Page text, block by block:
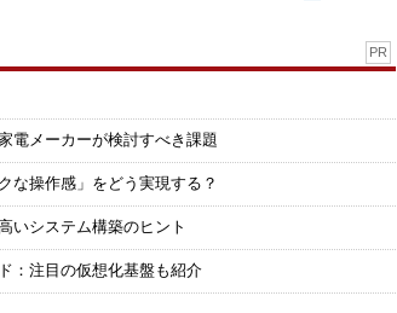
PR
電メーカーが検討すべき課題
な操作感」をどう実現する？
いシステム構築のヒント
：注目の仮想化基盤も紹介